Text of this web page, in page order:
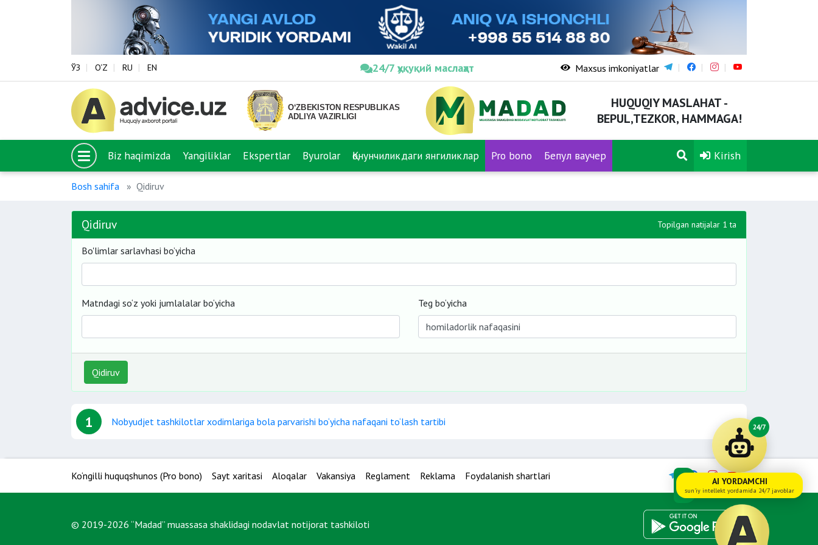
ЎЗ O‘Z RU EN 24/7 ҳуқуқий маслаҳат Maxsus imkoniyatlar
HUQUQIY MASLAHAT -
BEPUL,TEZKOR, HAMMAGA!
Biz haqimizda Yangiliklar Ekspertlar Byurolar Қонунчиликдаги янгиликлар Pro bono Бепул ваучер Kirish
Bosh sahifa Qidiruv
Qidiruv Topilgan natijalar 1 ta
Bo'limlar sarlavhasi bo’yicha
Matndagi so‘z yoki jumlalalar bo‘yicha Teg bo‘yicha
Qidiruv
1 Nobyudjet tashkilotlar xodimlariga bola parvarishi bo‘yicha nafaqani to‘lash tartibi
Ko‘ngilli huquqshunos (Pro bono) Sayt xaritasi Aloqalar Vakansiya Reglament Reklama Foydalanish shartlari
© 2019-2026 “Madad” muassasa shaklidagi nodavlat notijorat tashkiloti
24/7
AI YORDAMCHI
sun'iy intellekt yordamida 24/7 javoblar